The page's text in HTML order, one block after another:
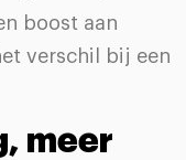
boost aan
verschil bij een
meer